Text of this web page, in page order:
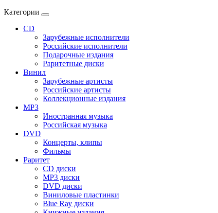
Категории
CD
Зарубежные исполнители
Российские исполнители
Подарочные издания
Раритетные диски
Винил
Зарубежные артисты
Российские артисты
Коллекционные издания
MP3
Иностранная музыка
Российская музыка
DVD
Концерты, клипы
Фильмы
Раритет
CD диски
MP3 диски
DVD диски
Виниловые пластинки
Blue Ray диски